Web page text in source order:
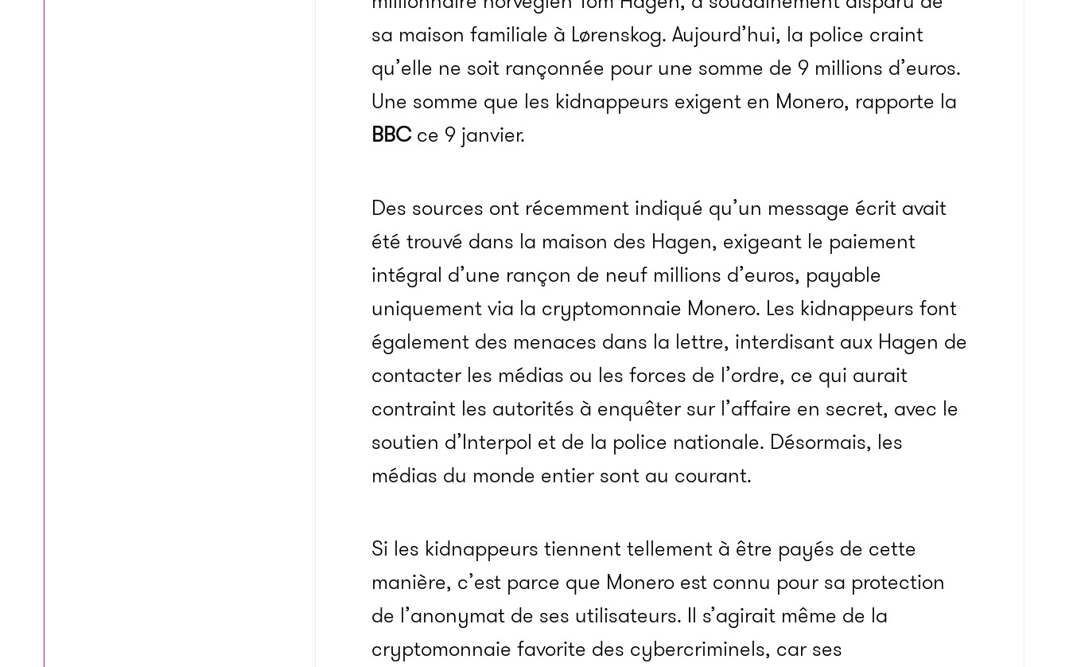
sa maison familiale à Lørenskog. Aujourd’hui, la police craint
qu’elle ne soit rançonnée pour une somme de 9 millions d’euros.
Une somme que les kidnappeurs exigent en Monero, rapporte la
BBCce 9 janvier.
Des sources ont récemment indiqué qu’un message écrit avait
été trouvé dans la maison des Hagen, exigeant le paiement
intégral d’une rançon de neuf millions d’euros, payable
uniquement via la cryptomonnaie Monero. Les kidnappeurs font
également des menaces dans la lettre, interdisant aux Hagen de
contacter les médias ou les forces de l’ordre, ce qui aurait
contraint les autorités à enquêter sur l’affaire en secret, avec le
soutien d’Interpol et de la police nationale. Désormais, les
médias du monde entier sont au courant.
Si les kidnappeurs tiennent tellement à être payés de cette
manière, c’est parce que Monero est connu pour sa protection
de l’anonymat de ses utilisateurs. Il s’agirait même de la
cryptomonnaie favorite des cybercriminels, car ses